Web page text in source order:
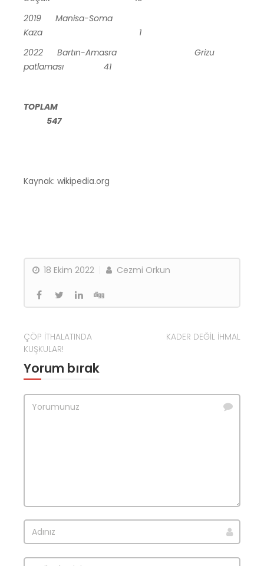
2019 Manisa-Soma
Kaza 1
2022 Bartın-Amasra Grizu
patlaması 41
TOPLAM
547
Kaynak: wikipedia.org
18 Ekim 2022 Cezmi Orkun
ÇÖP İTHALATINDA
KUŞKULAR!
KADER DEĞİL İHMAL
Yorum bırak